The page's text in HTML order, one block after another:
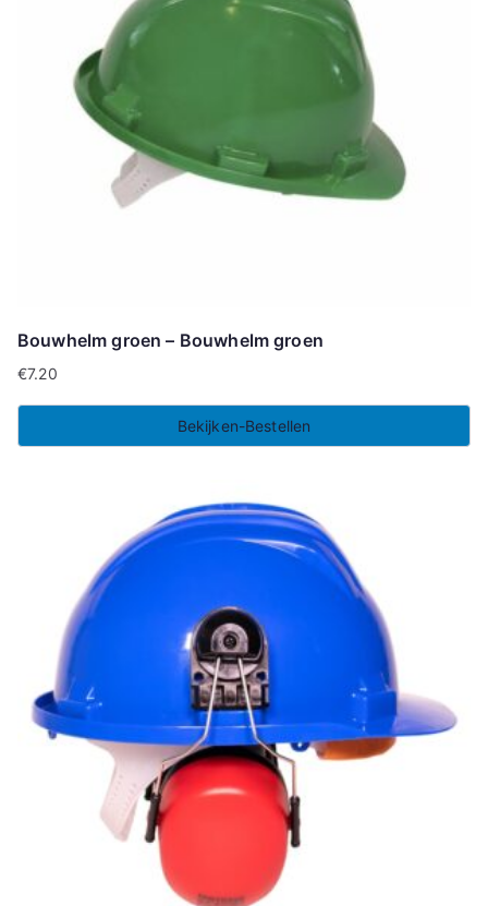
Bouwhelm groen – Bouwhelm groen
€7.20
Bekijken-Bestellen